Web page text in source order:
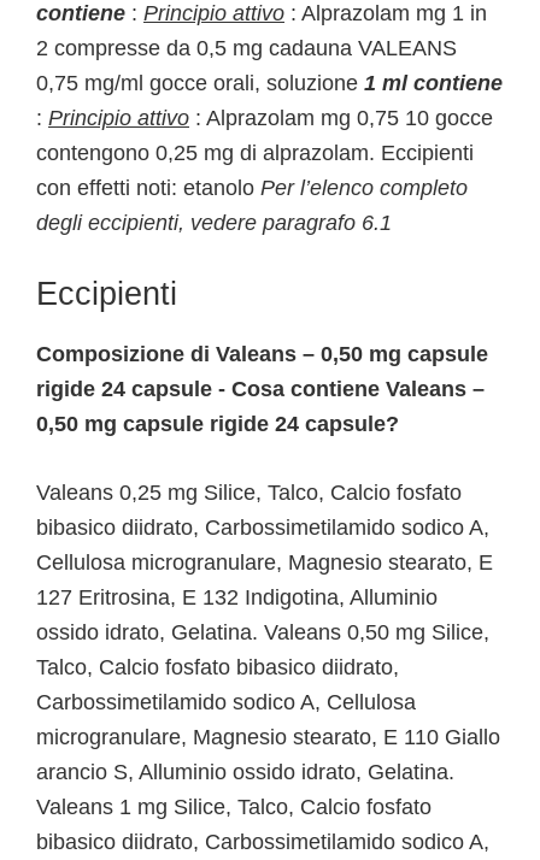
contiene : Principio attivo : Alprazolam mg 1 in
2 compresse da 0,5 mg cadauna VALEANS
0,75 mg/ml gocce orali, soluzione 1 ml contiene
: Principio attivo : Alprazolam mg 0,75 10 gocce
contengono 0,25 mg di alprazolam. Eccipienti
con effetti noti: etanolo Per l’elenco completo
degli eccipienti, vedere paragrafo 6.1
Eccipienti
Composizione di Valeans – 0,50 mg capsule
rigide 24 capsule - Cosa contiene Valeans –
0,50 mg capsule rigide 24 capsule?
Valeans 0,25 mg Silice, Talco, Calcio fosfato
bibasico diidrato, Carbossimetilamido sodico A,
Cellulosa microgranulare, Magnesio stearato, E
127 Eritrosina, E 132 Indigotina, Alluminio
ossido idrato, Gelatina. Valeans 0,50 mg Silice,
Talco, Calcio fosfato bibasico diidrato,
Carbossimetilamido sodico A, Cellulosa
microgranulare, Magnesio stearato, E 110 Giallo
arancio S, Alluminio ossido idrato, Gelatina.
Valeans 1 mg Silice, Talco, Calcio fosfato
bibasico diidrato, Carbossimetilamido sodico A,